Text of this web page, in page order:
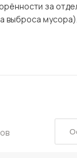
за
выброса мусора).